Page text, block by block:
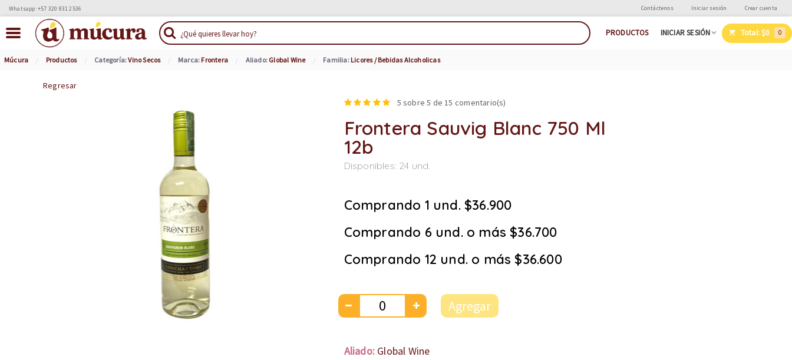
Whatsapp: +57 320 831 2536 Contáctenos Iniciar sesión Crear cuenta
PRODUCTOS INICIAR SESIÓN Total:$0 0
Múcura Productos Categoría:Vino Secos Marca: Frontera Aliado: Global Wine Familia: Licores / Bebidas Alcoholicas
Regresar
5 sobre 5 de15 comentario(s)
Frontera Sauvig Blanc 750 Ml
12b
Disponibles: 24 und.
Comprando 1 und. $36.900
Comprando 6 und. o más $36.700
Comprando 12 und. o más $36.600
Agregar
Aliado: Global Wine